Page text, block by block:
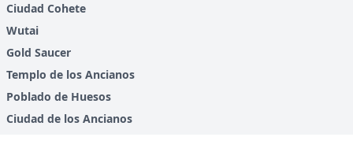
Ciudad Cohete
Wutai
Gold Saucer
Templo de los Ancianos
Poblado de Huesos
Ciudad de los Ancianos